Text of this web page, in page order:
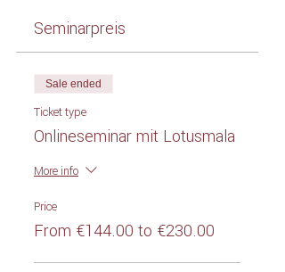
Problemen entgehen - aus ihnen
herauskommen und sie vermeiden. Wenn
wir die göttlichen Schutzkreise um uns
haben, dann sind wir, selbst wenn wir aus
einem Hubschrauber springen oder
Hunger leiden, gut beschützt. Also müsst
ihr in eurem Leben diese Schutzkreise, so
gut ihr könnt, aufbauen und wachsen
Schwingungen in eure Seele gezogen
um euch herum aufrechterhalten, so dass
die negative Energie euch nichts anhaben
weniger werden, kann euch die negative
Seminarpreis
Sale ended
Ticket type
Onlineseminar mit Lotusmala
More info
Price
From €144.00 to €230.00